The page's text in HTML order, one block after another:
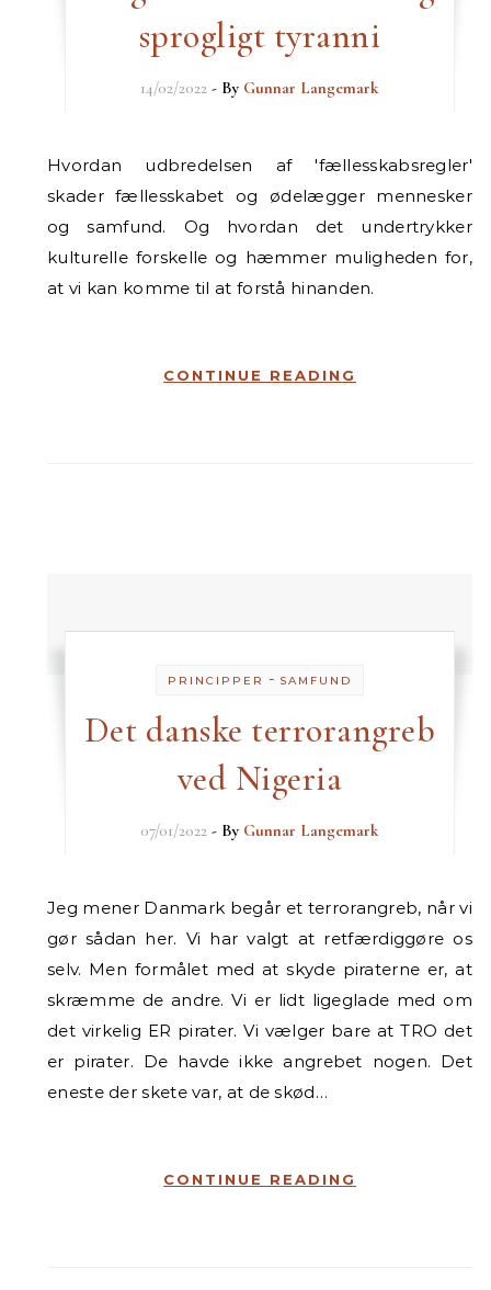
sprogligt tyranni
14/02/2022 - By Gunnar Langemark
Hvordan udbredelsen af 'fællesskabsregler'
skader fællesskabet og ødelægger mennesker
og samfund. Og hvordan det undertrykker
kulturelle forskelle og hæmmer muligheden for,
at vi kan komme til at forstå hinanden.
CONTINUE READING
PRINCIPPER - SAMFUND
Det danske terrorangreb
ved Nigeria
07/01/2022 - By Gunnar Langemark
Jeg mener Danmark begår et terrorangreb, når vi
gør sådan her. Vi har valgt at retfærdiggøre os
selv. Men formålet med at skyde piraterne er, at
skræmme de andre. Vi er lidt ligeglade med om
det virkelig ER pirater. Vi vælger bare at TRO det
er pirater. De havde ikke angrebet nogen. Det
eneste der skete var, at de skød…
CONTINUE READING